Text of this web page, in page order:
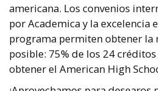
americana. Los convenios
por Academica y la excelencia
programa permiten obtener la
posible: 75% de los 24
obtener el American High